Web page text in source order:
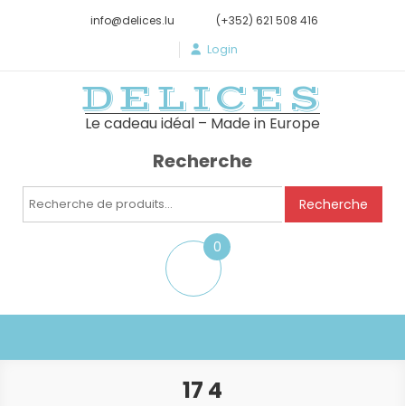
info@delices.lu (+352) 621 508 416
Login
DELICES
Le cadeau idéal – Made in Europe
Recherche
Recherche
Recherche
0
item
17 4